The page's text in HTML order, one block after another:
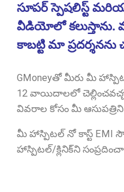
సూపర్ స్పెషలిస్ట్
వీడియోలో కలుస్తాను.
కాబట్టి మా ప్రదర్శనను
GMoneyతో మీరు మీ
12 వాయిదాలలో
వివరాల కోసం మీ ఆసుపత్రిని
మీ హాస్పిటల్ నో కాస్ట్ EMI
హాస్పిటల్/క్లినిక్‌ని